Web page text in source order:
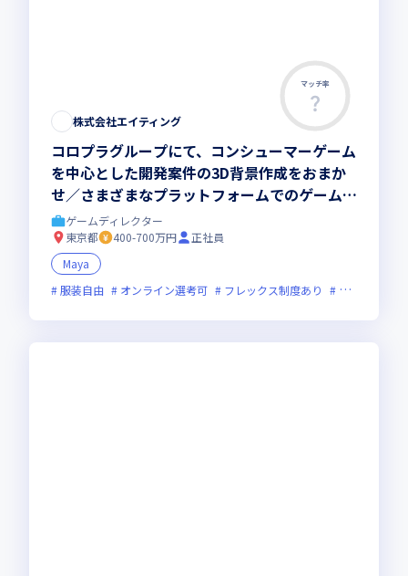
マッチ率
株式会社エイティング
コロプラグループにて、コンシューマーゲーム
を中心とした開発案件の3D背景作成をおまか
せ／さまざまなプラットフォームでのゲーム開
発実績を保有
ゲームディレクター
東京都
400-700万円
正社員
Maya
服装自由
オンライン選考可 フレックス制度あり 上場企業